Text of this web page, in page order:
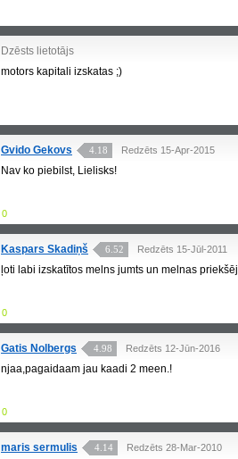
Dzēsts lietotājs
motors kapitali izskatas ;)
Gvido Gekovs 4.18 Redzēts 15-Apr-2015
Nav ko piebilst, Lielisks!
0
Kaspars Skadiņš 6.52 Redzēts 15-Jūl-2011
ļoti labi izskatītos melns jumts un melnas
0
Gatis Nolbergs 4.98 Redzēts 12-Jūn-2016
njaa,pagaidaam jau kaadi 2 meen.!
0
maris sermulis 4.14 Redzēts 28-Mar-2010